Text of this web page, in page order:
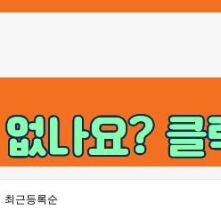
최근등록순